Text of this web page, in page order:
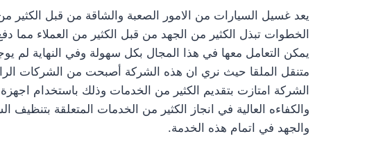
يعد غسيل السيارات من الامور الصعبة والشاقة من قبل الكثير
الخطوات تبذل الكثير من الجهد من قبل الكثير من العملاء مما
يمكن التعامل معها في هذا المجال بكل سهولة وفي النهاية
متنقل الملقا حيث نري ان هذه الشركة أصبحت من الشركات
الشركة امتازت بتقديم الكثير من الخدمات وذلك باستخدام
والكفاءه العالية في انجاز الكثير من الخدمات المتعلقة بتنظيف
والجهد في اتمام هذه الخدمة.